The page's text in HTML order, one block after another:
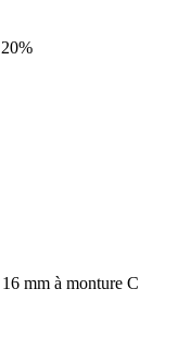
mm à monture C